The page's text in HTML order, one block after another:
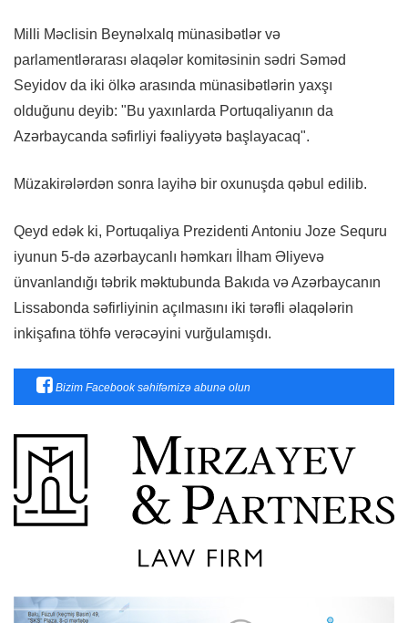
Milli Məclisin Beynəlxalq münasibətlər və
parlamentlərarası əlaqələr komitəsinin sədri Səməd
Seyidov da iki ölkə arasında münasibətlərin yaxşı
olduğunu deyib: "Bu yaxınlarda Portuqaliyanın da
Azərbaycanda səfirliyi fəaliyyətə başlayacaq".
Müzakirələrdən sonra layihə bir oxunuşda qəbul edilib.
Qeyd edək ki, Portuqaliya Prezidenti Antoniu Joze Sequru
iyunun 5-də azərbaycanlı həmkarı İlham Əliyevə
ünvanlandığı təbrik məktubunda Bakıda və Azərbaycanın
Lissabonda səfirliyinin açılmasını iki tərəfli əlaqələrin
inkişafına töhfə verəcəyini vurğulamışdı.
Bizim Facebook səhifəmizə abunə olun